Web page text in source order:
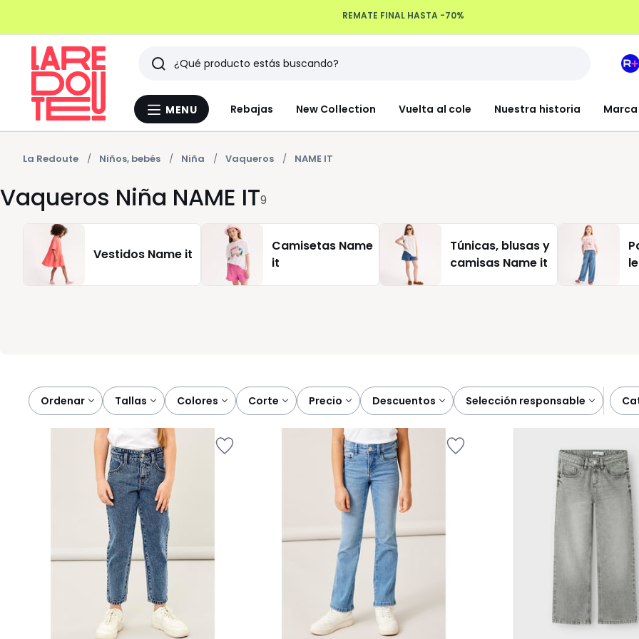
Devoluciones hasta 100 días
Menu
MENU Rebajas New Collection Vuelta al cole Nuestra historia
Buscar
Últimos
artículos
vistos
Mi
La Redoute Niños, bebés Niña Vaqueros NAME IT
Vaqueros Niña NAME IT9
Vestidos Name it
Camisetas Name
it
Túnicas, blusas y
camisas Name it
Ordenar
tallas colores corte precio descuentos selección responsable